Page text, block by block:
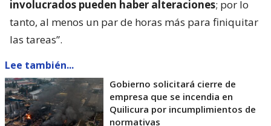
involucrados pueden haber alteraciones; por lo
tanto, al menos un par de horas más para finiquitar
las tareas”.
Lee también...
Gobierno solicitará cierre de
empresa que se incendia en
Quilicura por incumplimientos de
normativas